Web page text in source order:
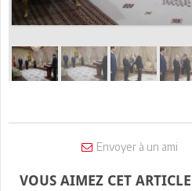
Envoyer à un ami
VOUS AIMEZ CET